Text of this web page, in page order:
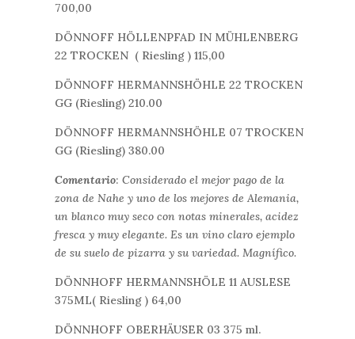
700,00
DÖNNOFF HÖLLENPFAD IN MÜHLENBERG
22 TROCKEN ( Riesling ) 115,00
DÖNNOFF HERMANNSHÖHLE 22 TROCKEN
GG (Riesling) 210.00
DÖNNOFF HERMANNSHÖHLE 07 TROCKEN
GG (Riesling) 380.00
Comentario: Considerado el mejor pago de la
zona de Nahe y uno de los mejores de Alemania,
un blanco muy seco con notas minerales, acidez
fresca y muy elegante. Es un vino claro ejemplo
de su suelo de pizarra y su variedad. Magnífico.
DÖNNHOFF HERMANNSHÖLE 11 AUSLESE
375ML( Riesling ) 64,00
DÖNNHOFF OBERHÄUSER 03 375 ml.